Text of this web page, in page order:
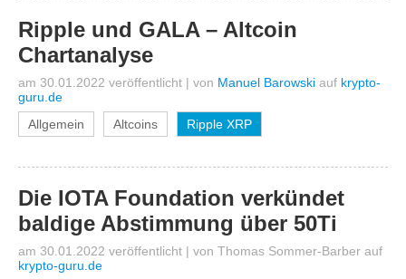
Ripple und GALA – Altcoin
Chartanalyse
am 30.01.2022 veröffentlicht | von Manuel Barowski auf krypto-
guru.de
Allgemein
Altcoins Ripple XRP
Die IOTA Foundation verkündet
baldige Abstimmung über 50Ti
am 30.01.2022 veröffentlicht | von Thomas Sommer-Barber auf
krypto-guru.de